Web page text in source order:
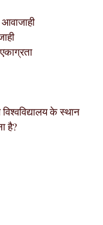
आवाजाही
के स्थान
है?